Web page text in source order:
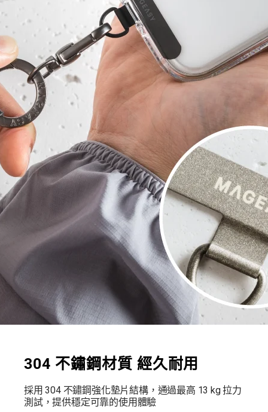
304 不鏽鋼材質 經久耐用
採用 304 不鏽鋼強化墊片結構，通過最高 13 kg 拉力
測試，提供穩定可靠的使用體驗